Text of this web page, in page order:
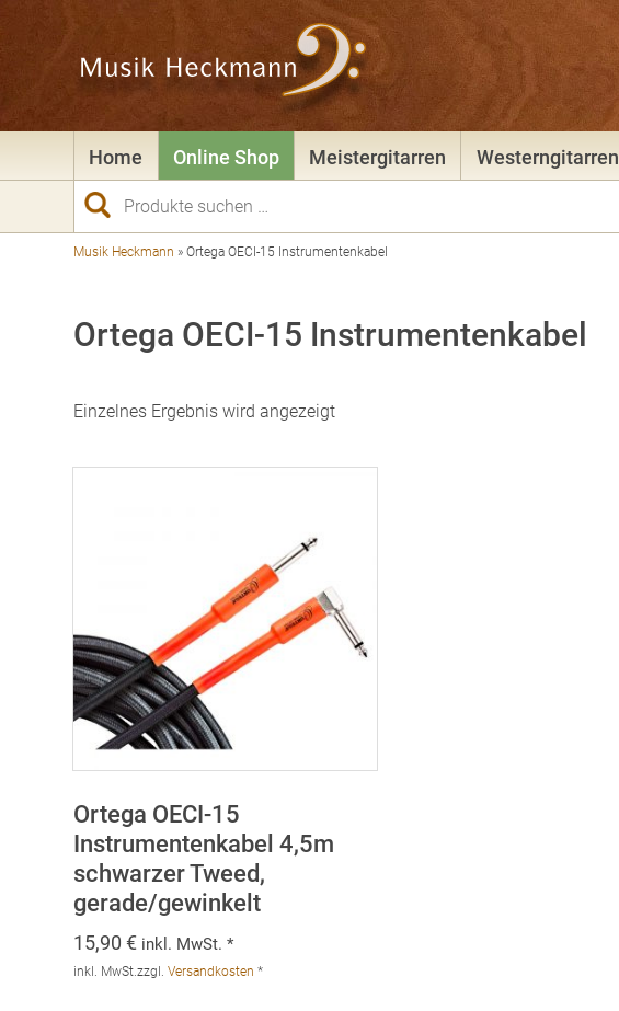
Home Online Shop Meistergitarren Westerngitarren
Suchen
nach:
Musik Heckmann »Ortega OECI-15 Instrumentenkabel
Ortega OECI-15 Instrumentenkabel
Einzelnes Ergebnis wird angezeigt
Ortega OECI-15
Instrumentenkabel 4,5m
schwarzer Tweed,
gerade/gewinkelt
15,90€ inkl. MwSt. *
inkl. MwSt.zzgl.Versandkosten *